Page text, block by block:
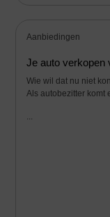
Aanbiedingen
Je auto verkopen
Wie wil dat nu niet
Als autobezitter komt